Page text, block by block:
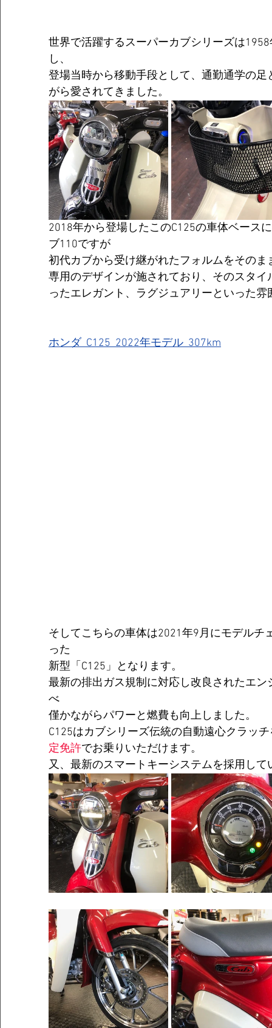
世界で活躍するスーパーカブシリーズは
し、
登場当時から移動手段として、通勤通学の
がら愛されてきました。
2018年から登場したこのC125の車体ベース
ブ110ですが
初代カブから受け継がれたフォルムをその
専用のデザインが施されており、そのスタ
ったエレガント、ラグジュアリーといった
ホンダ  C125  2022年モデル  307km
そしてこちらの車体は2021年9月にモデルチ
った
新型「C125」となります。
最新の排出ガス規制に対応し改良されたエ
べ
僅かながらパワーと燃費も向上しました。
C125はカブシリーズ伝統の自動遠心クラッ
定免許でお乗りいただけます。
又、最新のスマートキーシステムを採用し